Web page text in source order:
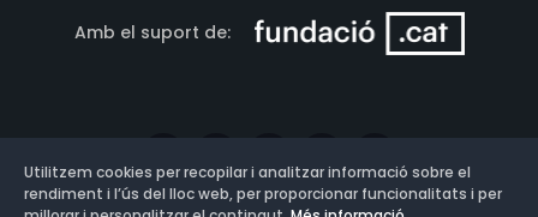
Amb el suport de:
Utilitzem cookies per recopilar i analitzar informació sobre el
rendiment i l’ús del lloc web, per proporcionar funcionalitats i per